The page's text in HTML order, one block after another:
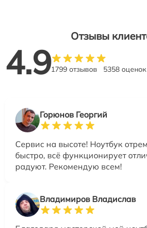
Отзывы
4.91799 отзывов 5358 оценок
Горюнов Георгий
Сервис на высоте! Ноутбук
быстро, всё функционирует
радуют. Рекомендую всем!
Владимиров Владислав